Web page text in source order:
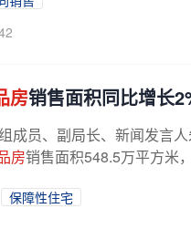
房销售面积同比增长
成员、副局长、新闻发言
房销售面积548.5万平方米
保障性住宅